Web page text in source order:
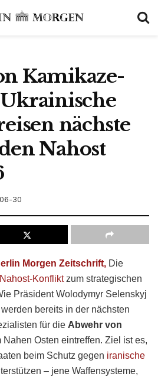
Kamikaze-
nächste
Nahost
30
Morgen Zeitschrift, Die
Nahost-Konfliktzum strategischen
Präsident Wolodymyr Selenskyj
bereits in der nächsten
für die Abwehr von
Nahen Osten eintreffen. Ziel ist es,
beim Schutz gegen iranische
– jene Waffensysteme,